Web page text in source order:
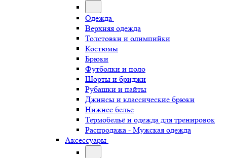
Одежда
Верхняя одежда
Толстовки и олимпийки
Костюмы
Брюки
Футболки и поло
Шорты и бриджи
Рубашки и пайты
Джинсы и классические брюки
Нижнее белье
Термобельё и одежда для тренировок
Распродажа - Мужская одежда
Аксессуары